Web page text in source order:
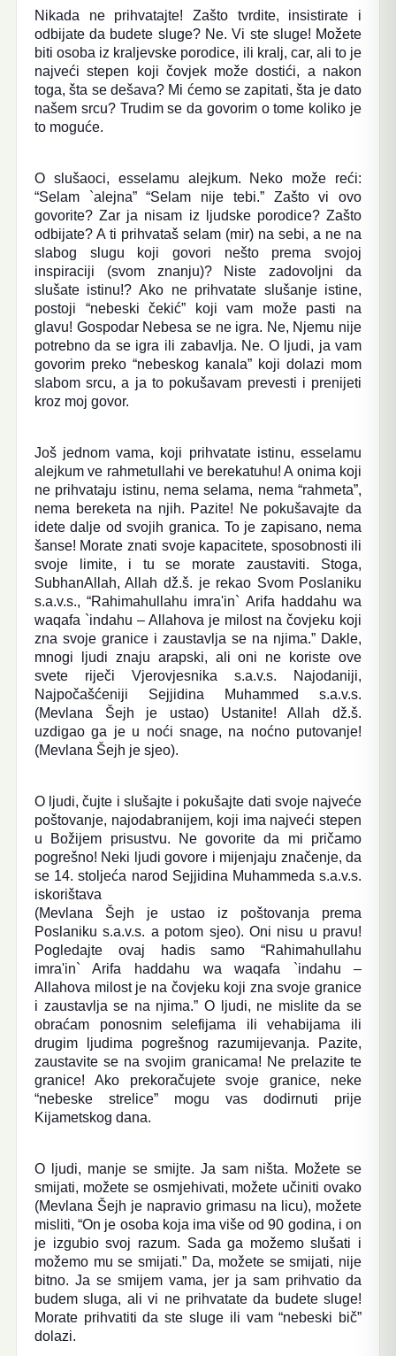
Nikada ne prihvatajte! Zašto tvrdite, insistirate i
odbijate da budete sluge? Ne. Vi ste sluge! Možete
biti osoba iz kraljevske porodice, ili kralj, car, ali to je
najveći stepen koji čovjek može dostići, a nakon
toga, šta se dešava? Mi ćemo se zapitati, šta je dato
našem srcu? Trudim se da govorim o tome koliko je
to moguće.
O slušaoci, esselamu alejkum. Neko može reći:
“Selam `alejna” “Selam nije tebi.” Zašto vi ovo
govorite? Zar ja nisam iz ljudske porodice? Zašto
odbijate? A ti prihvataš selam (mir) na sebi, a ne na
slabog slugu koji govori nešto prema svojoj
inspiraciji (svom znanju)? Niste zadovoljni da
slušate istinu!? Ako ne prihvatate slušanje istine,
postoji “nebeski čekić” koji vam može pasti na
glavu! Gospodar Nebesa se ne igra. Ne, Njemu nije
potrebno da se igra ili zabavlja. Ne. O ljudi, ja vam
govorim preko “nebeskog kanala” koji dolazi mom
slabom srcu, a ja to pokušavam prevesti i prenijeti
kroz moj govor.
Još jednom vama, koji prihvatate istinu, esselamu
alejkum ve rahmetullahi ve berekatuhu! A onima koji
ne prihvataju istinu, nema selama, nema “rahmeta”,
nema bereketa na njih. Pazite! Ne pokušavajte da
idete dalje od svojih granica. To je zapisano, nema
šanse! Morate znati svoje kapacitete, sposobnosti ili
svoje limite, i tu se morate zaustaviti. Stoga,
SubhanAllah, Allah dž.š. je rekao Svom Poslaniku
s.a.v.s., “Rahimahullahu imra'in` Arifa haddahu wa
waqafa `indahu – Allahova je milost na čovjeku koji
zna svoje granice i zaustavlja se na njima.” Dakle,
mnogi ljudi znaju arapski, ali oni ne koriste ove
svete riječi Vjerovjesnika s.a.v.s. Najodaniji,
Najpočašćeniji Sejjidina Muhammed s.a.v.s.
(Mevlana Šejh je ustao) Ustanite! Allah dž.š.
uzdigao ga je u noći snage, na noćno putovanje!
(Mevlana Šejh je sjeo).
O ljudi, čujte i slušajte i pokušajte dati svoje najveće
poštovanje, najodabranijem, koji ima najveći stepen
u Božijem prisustvu. Ne govorite da mi pričamo
pogrešno! Neki ljudi govore i mijenjaju značenje, da
se 14. stoljeća narod Sejjidina Muhammeda s.a.v.s.
iskorištava
(Mevlana Šejh je ustao iz poštovanja prema
Poslaniku s.a.v.s. a potom sjeo). Oni nisu u pravu!
Pogledajte ovaj hadis samo “Rahimahullahu
imra'in` Arifa haddahu wa waqafa `indahu –
Allahova milost je na čovjeku koji zna svoje granice
i zaustavlja se na njima.” O ljudi, ne mislite da se
obraćam ponosnim selefijama ili vehabijama ili
drugim ljudima pogrešnog razumijevanja. Pazite,
zaustavite se na svojim granicama! Ne prelazite te
granice! Ako prekoračujete svoje granice, neke
“nebeske strelice” mogu vas dodirnuti prije
Kijametskog dana.
O ljudi, manje se smijte. Ja sam ništa. Možete se
smijati, možete se osmjehivati, možete učiniti ovako
(Mevlana Šejh je napravio grimasu na licu), možete
misliti, “On je osoba koja ima više od 90 godina, i on
je izgubio svoj razum. Sada ga možemo slušati i
možemo mu se smijati.” Da, možete se smijati, nije
bitno. Ja se smijem vama, jer ja sam prihvatio da
budem sluga, ali vi ne prihvatate da budete sluge!
Morate prihvatiti da ste sluge ili vam “nebeski bič”
dolazi.